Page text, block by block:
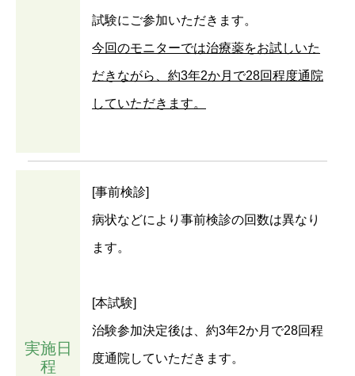
試験にご参加いただきます。
今回のモニターでは治療薬をお試しいた
だきながら、約3年2か月で28回程度通院
していただきます。
実施日
程
[事前検診]
病状などにより事前検診の回数は異なり
ます。
[本試験]
治験参加決定後は、約3年2か月で28回程
度通院していただきます。